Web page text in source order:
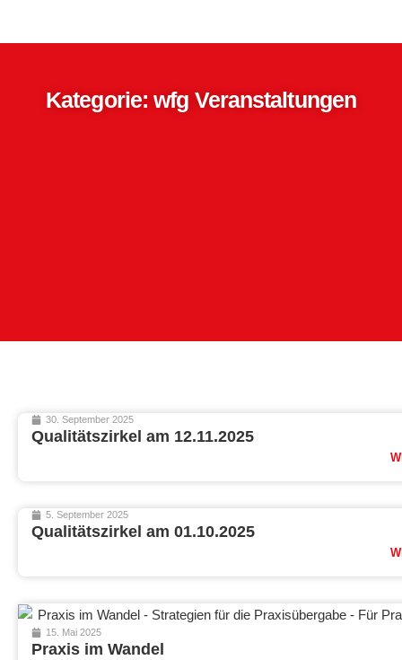
Kategorie: wfg Veranstaltungen
30. September 2025
Qualitätszirkel am 12.11.2025
5. September 2025
Qualitätszirkel am 01.10.2025
15. Mai 2025
Praxis im Wandel